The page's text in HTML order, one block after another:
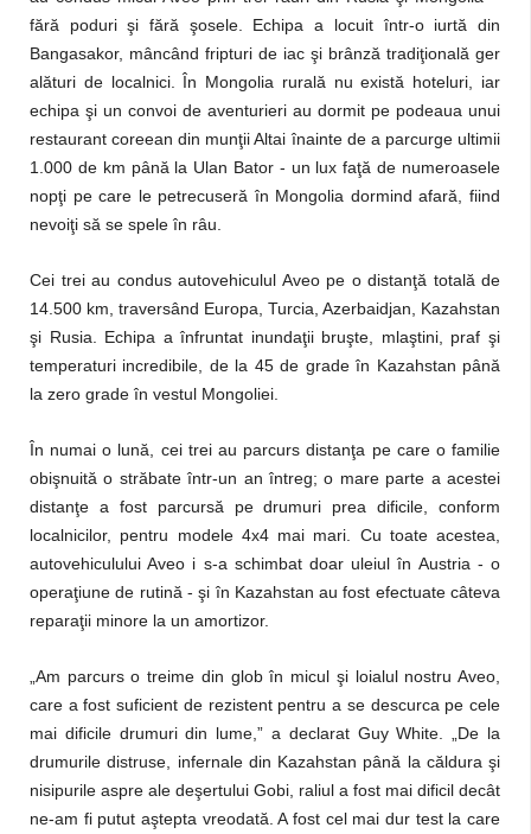
fără poduri şi fără şosele. Echipa a locuit într-o iurtă din
Bangasakor, mâncând fripturi de iac şi brânză tradiţională ger
alături de localnici. În Mongolia rurală nu există hoteluri, iar
echipa şi un convoi de aventurieri au dormit pe podeaua unui
restaurant coreean din munţii Altai înainte de a parcurge ultimii
1.000 de km până la Ulan Bator - un lux faţă de numeroasele
nopţi pe care le petrecuseră în Mongolia dormind afară, fiind
nevoiţi să se spele în râu.
Cei trei au condus autovehiculul Aveo pe o distanţă totală de
14.500 km, traversând Europa, Turcia, Azerbaidjan, Kazahstan
şi Rusia. Echipa a înfruntat inundaţii bruşte, mlaştini, praf şi
temperaturi incredibile, de la 45 de grade în Kazahstan până
la zero grade în vestul Mongoliei.
În numai o lună, cei trei au parcurs distanţa pe care o familie
obişnuită o străbate într-un an întreg; o mare parte a acestei
distanţe a fost parcursă pe drumuri prea dificile, conform
localnicilor, pentru modele 4x4 mai mari. Cu toate acestea,
autovehiculului Aveo i s-a schimbat doar uleiul în Austria - o
operaţiune de rutină - şi în Kazahstan au fost efectuate câteva
reparaţii minore la un amortizor.
„Am parcurs o treime din glob în micul şi loialul nostru Aveo,
care a fost suficient de rezistent pentru a se descurca pe cele
mai dificile drumuri din lume,” a declarat Guy White. „De la
drumurile distruse, infernale din Kazahstan până la căldura şi
nisipurile aspre ale deşertului Gobi, raliul a fost mai dificil decât
ne-am fi putut aştepta vreodată. A fost cel mai dur test la care